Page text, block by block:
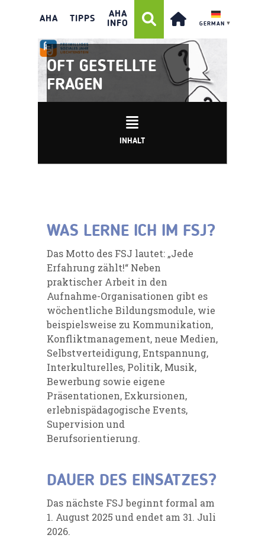
AHA TIPPS
AHA
INFO
GERMAN ▼
OFT GESTELLTE
FRAGEN
INHALT
WAS LERNE ICH IM FSJ?
Das Motto des FSJ lautet: „Jede
Erfahrung zählt!“ Neben
praktischer Arbeit in den
Aufnahme-Organisationen gibt es
wöchentliche Bildungsmodule, wie
beispielsweise zu Kommunikation,
Konfliktmanagement, neue Medien,
Selbstverteidigung, Entspannung,
Interkulturelles, Politik, Musik,
Bewerbung sowie eigene
Präsentationen, Exkursionen,
erlebnispädagogische Events,
Supervision und
Berufsorientierung.
DAUER DES EINSATZES?
Das nächste FSJ beginnt formal am
1. August 2025 und endet am 31. Juli
2026.